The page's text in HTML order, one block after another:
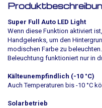
Super Full Auto LED Light
Wenn diese Funktion aktiviert
Handgelenks, um den
modischen Farbe zu
Beleuchtung funktioniert nur in
Kälteunempfindlich (-10 °C)
Auch Temperaturen bis -10 °C
Solarbetrieb